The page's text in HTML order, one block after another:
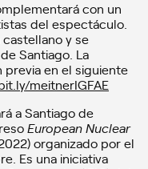
con un
del espectáculo.
y se
Santiago. La
en el siguiente
meitnerIGFAE
a Santiago de
European Nuclear
organizado por el
Es una iniciativa